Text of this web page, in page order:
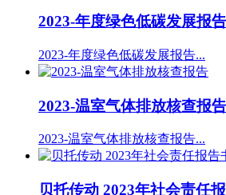
2023-年度绿色低碳发展报告
2023-年度绿色低碳发展报告...
2023-温室气体排放核查报告
2023-温室气体排放核查报告...
贝托传动 2023年社会责任